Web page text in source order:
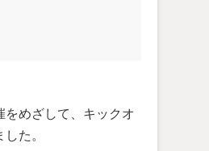
をめざして、キックオ
た。